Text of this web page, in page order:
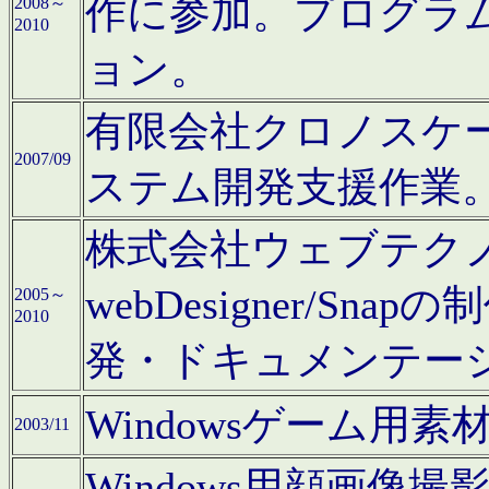
2010
作に参加。プログラ
ョン。
2007/09
有限会社クロノスケ
ステム開発支援作業
2005～
2010
株式会社ウェブテク
webDesigner/Snapの
発・ドキュメンテー
2003/11
Windowsゲーム用素